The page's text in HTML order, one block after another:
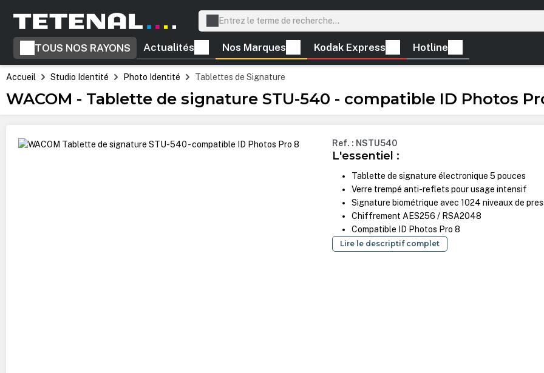
Passer à la navigation principale
TOUS NOS RAYONS Actualités Nos Marques Kodak Express Hotline
Accueil Studio Identité Photo Identité Tablettes de Signature
WACOM - Tablette de signature STU-540 - compatible ID Photos
Ignorer la galerie d'images Ref. : NSTU540
L'essentiel :
Tablette de signature électronique 5 pouces
Verre trempé anti-reflets pour usage intensif
Signature biométrique avec 1024 niveaux de
Chiffrement AES256 / RSA2048
Compatible ID Photos Pro 8
Lire le descriptif complet